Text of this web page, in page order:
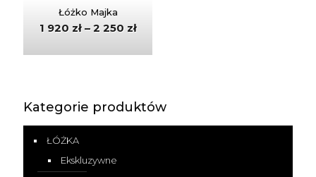
Łóżko Majka
1 920 zł–2 250 zł
Kategorie produktów
ŁÓŻKA
Ekskluzywne